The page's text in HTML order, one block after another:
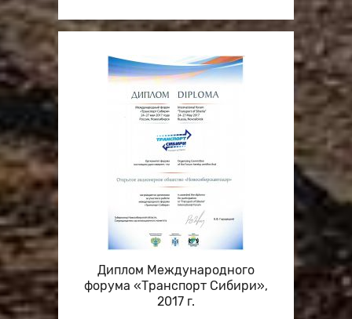
Диплом Международного
форума «Транспорт Сибири»,
2017 г.